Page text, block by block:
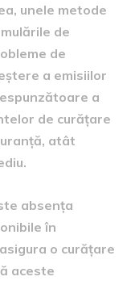
unele metode
de
de
a emisiilor
a
de curățare
atât
absența
în
o curățare
aceste